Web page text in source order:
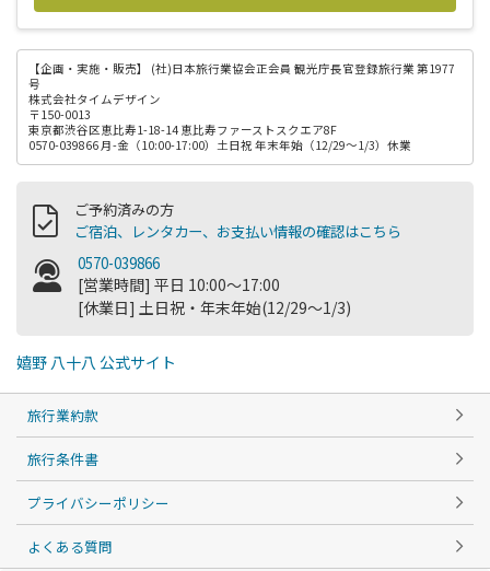
【企画・実施・販売】
(社)日本旅行業協会正会員 観光庁長官登録旅行業 第1977
号
株式会社タイムデザイン
〒150-0013
東京都渋谷区恵比寿1-18-14 恵比寿ファーストスクエア8F
0570-039866 月-金（10:00-17:00）土日祝 年末年始（12/29～1/3）休業
ご予約済みの方
ご宿泊、レンタカー、お支払い情報の確認はこちら
0570-039866
[営業時間] 平日 10:00～17:00
[休業日] 土日祝・年末年始(12/29～1/3)
嬉野 八十八 公式サイト
旅行業約款
旅行条件書
プライバシーポリシー
よくある質問